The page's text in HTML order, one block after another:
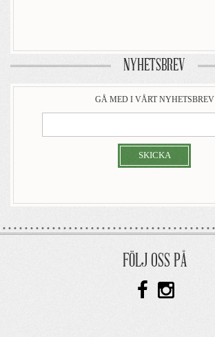
NYHETSBREV
GÅ MED I VÅRT NYHETSBREV
SKICKA
FÖLJ OSS PÅ